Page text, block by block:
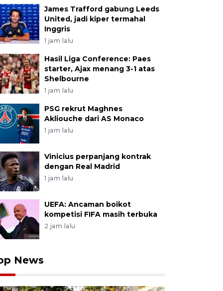
James Trafford gabung Leeds
United, jadi kiper termahal
Inggris
1 jam lalu
Hasil Liga Conference: Paes
starter, Ajax menang 3-1 atas
Shelbourne
1 jam lalu
PSG rekrut Maghnes
Akliouche dari AS Monaco
1 jam lalu
Vinicius perpanjang kontrak
dengan Real Madrid
1 jam lalu
UEFA: Ancaman boikot
kompetisi FIFA masih terbuka
2 jam lalu
News